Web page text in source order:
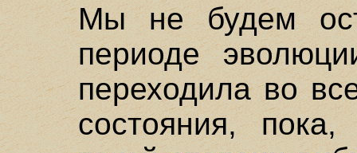
Мы не будем
периоде
переходила во
состояния,